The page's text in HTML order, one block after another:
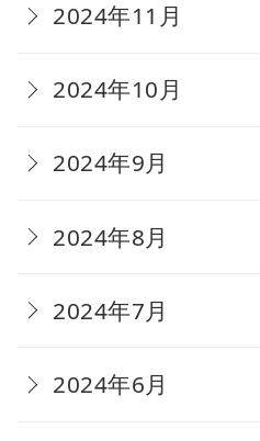
2024年11月
2024年10月
2024年9月
2024年8月
2024年7月
2024年6月